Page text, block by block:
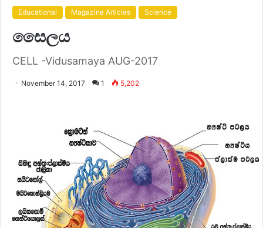
Educational Magazine Articles Science
සෛලය
CELL -Vidusamaya AUG-2017
November 14, 2017 1 5,202